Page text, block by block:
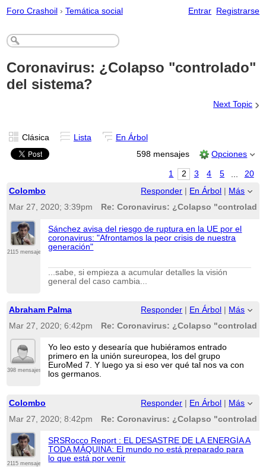
Foro Crashoil › Temática social Entrar Registrarse
Coronavirus: ¿Colapso "controlado"
del sistema?
Next Topic ›
Clásica Lista
En Árbol
598 mensajes
Opciones
1 2 3 4 5
20
Colombo
Responder En Árbol
Más
Mar 27, 2020; 3:39pm
Re: Coronavirus: ¿Colapso
2115 mensajes
Sánchez avisa del riesgo de ruptura en la UE por el
coronavirus: "Afrontamos la peor crisis de nuestra
generación"
...sabe, si empieza a acumular detalles la visión
general del caso cambia...
Abraham Palma Responder En Árbol
Más
Mar 27, 2020; 6:42pm
Re: Coronavirus: ¿Colapso
398 mensajes
Yo leo esto y desearía que hubiéramos entrado
primero en la unión sureuropea, los del grupo
EuroMed 7. Y luego ya si eso ver qué tal nos va con
los germanos.
Colombo Responder | En Árbol | Más
Mar 27, 2020; 8:42pm
Re: Coronavirus: ¿Colapso
2115 mensajes
SRSRocco Report : EL DESASTRE DE LA ENERGÍA A
TODA MÁQUINA: El mundo no está preparado para
lo que está por venir